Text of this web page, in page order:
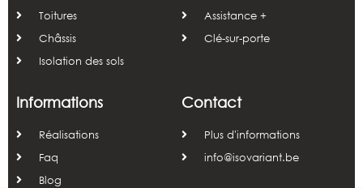
Toitures
Châssis
Isolation des sols
Assistance +
Clé-sur-porte
Informations
Réalisations
Faq
Blog
Contact
Plus d'informations
info@isovariant.be